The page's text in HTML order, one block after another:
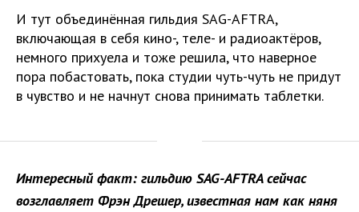
И тут объединённая гильдия SAG-AFTRA,
включающая в себя кино-, теле- и радиоактёров,
немного прихуела и тоже решила, что наверное
пора побастовать, пока студии чуть-чуть не придут
в чувство и не начнут снова принимать таблетки.
Интересный факт: гильдию SAG-AFTRA сейчас
возглавляет Фрэн Дрешер, известная нам как няня